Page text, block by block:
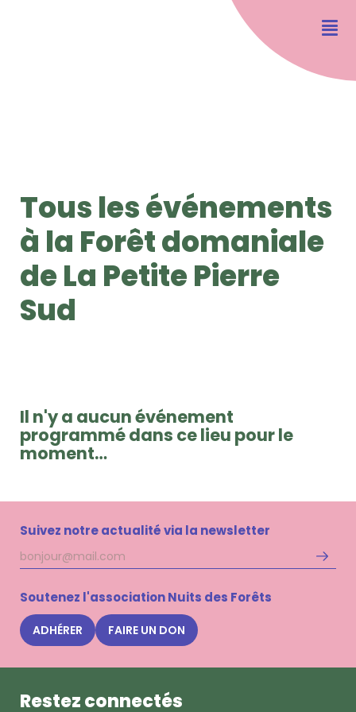
Tous les événements
à la Forêt domaniale
de La Petite Pierre
Sud
Il n'y a aucun événement
programmé dans ce lieu pour le
moment…
Suivez notre actualité via la newsletter
Adresse
mail
Soutenez l'association Nuits des Forêts
ADHÉRER FAIRE UN DON
Restez connectés